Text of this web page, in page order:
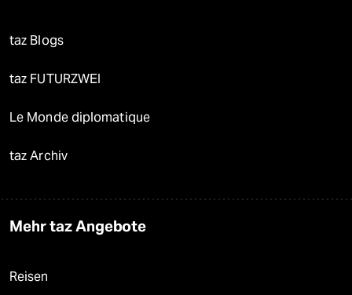
taz Blogs
taz FUTURZWEI
Le Monde diplomatique
taz Archiv
Mehr taz Angebote
Reisen